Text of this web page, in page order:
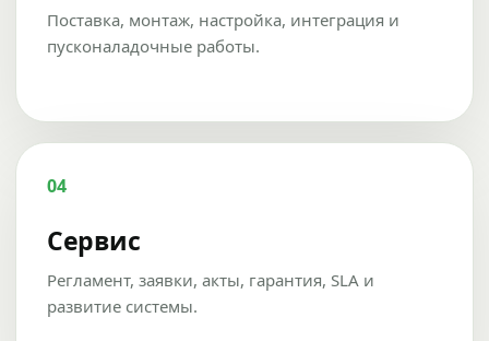
Поставка, монтаж, настройка, интеграция и
пусконаладочные работы.
04
Сервис
Регламент, заявки, акты, гарантия, SLA и
развитие системы.